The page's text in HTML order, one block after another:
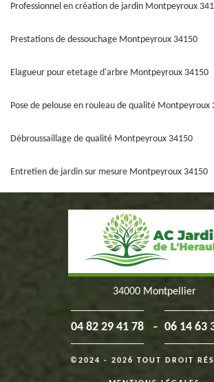
Professionnel en création de jardin Montpeyroux
Prestations de dessouchage Montpeyroux 34150
Elagueur pour etetage d'arbre Montpeyroux 34150
Pose de pelouse en rouleau de qualité Montpeyroux
Débroussaillage de qualité Montpeyroux 34150
Entretien de jardin sur mesure Montpeyroux 34150
34000 Montpellier
04 82 29 41 78 - 06 14 63
©2024 - 2026 TOUT DROIT